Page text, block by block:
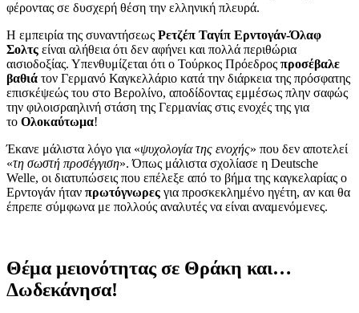
φέροντας σε δυσχερή θέση την ελληνική πλευρά.
Η εμπειρία της συναντήσεως Ρετζέπ Ταγίπ Ερντογάν-Όλαφ
Σολτς είναι αλήθεια ότι δεν αφήνει και πολλά περιθώρια
αισιοδοξίας. Υπενθυμίζεται ότι ο Τούρκος Πρόεδρος προσέβαλε
βαθιά τον Γερμανό Καγκελλάριο κατά την διάρκεια της πρόσφατης
επισκέψεώς του στο Βερολίνο, αποδίδοντας εμμέσως πλην σαφώς
την φιλοισραηλινή στάση της Γερμανίας στις ενοχές της για
το Ολοκαύτωμα!
Έκανε μάλιστα λόγο για «ψυχολογία της ενοχής» που δεν αποτελεί
«τη σωστή προσέγγιση». Όπως μάλιστα σχολίασε η Deutsche
Welle, οι διατυπώσεις που επέλεξε από το βήμα της καγκελαρίας ο
Ερντογάν ήταν πρωτόγνωρες για προσκεκλημένο ηγέτη, αν και θα
έπρεπε σύμφωνα με πολλούς αναλυτές να είναι αναμενόμενες.
Θέμα μειονότητας σε Θράκη και…
Δωδεκάνησα!